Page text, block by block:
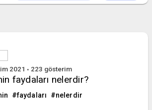
2021 223 gösterim
faydaları nelerdir?
faydaları nelerdir